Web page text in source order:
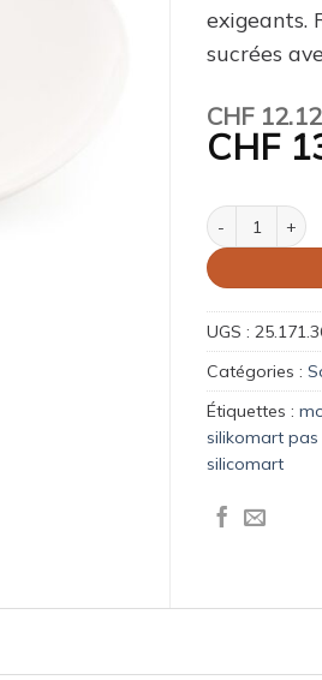
exigeants.
sucrées
CHF
CHF
quantité de
UGS :
Catégories :
Étiquettes :
silikomart pas
silicomart